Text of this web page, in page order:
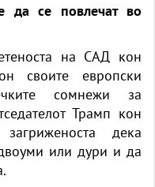
да се повлечат во
на САД кон
своите европски
сомнежи за
Трамп кон
дека
или дури и да